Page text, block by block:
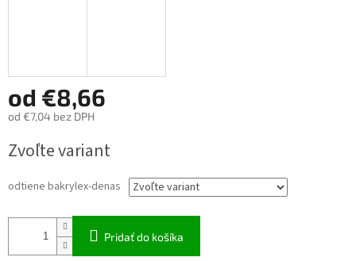
od €8,66
od €7,04 bez DPH
cena:
Zvoľte variant
odtiene bakrylex-denas
Pridať do košíka